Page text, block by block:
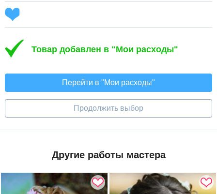
Товар добавлен в "Мои расходы"
Перейти в "Мои расходы"
Продолжить выбор
Другие работы мастера